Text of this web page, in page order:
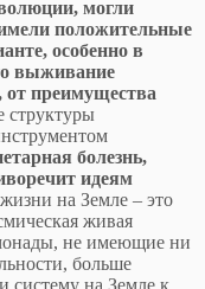
могли
положительные
особенно в
выживание
от преимущества
структуры
болезнь,
идеям
на Земле – это
живая
монады, не имеющие ни
больше
систему на Земле к